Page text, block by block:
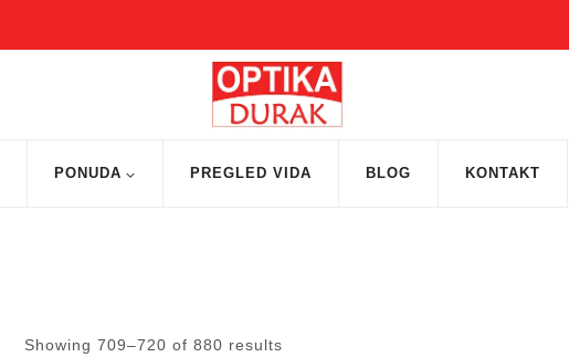
PONUDA PREGLED VIDA BLOG KONTAKT
Showing 709–720 of 880 results